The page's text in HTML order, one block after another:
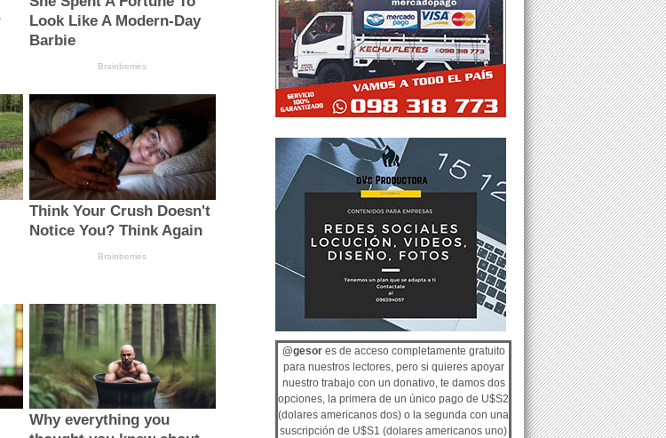
@gesores de acceso completamente gratuito
para nuestros lectores, pero si quieres apoyar
nuestro trabajo con un donativo, te damos dos
opciones, la primera de un único pago de U$S2
(dolares americanos dos) o la segunda con una
suscripción de U$S1 (dolares americanos uno)